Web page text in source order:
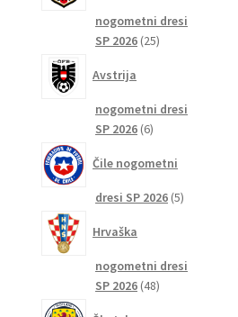
nogometni dresi
SP 2026 2525
Avstrija
nogometni dresi
SP 2026 66
Čile nogometni
dresi SP 2026 55
Hrvaška
nogometni dresi
SP 2026 4848